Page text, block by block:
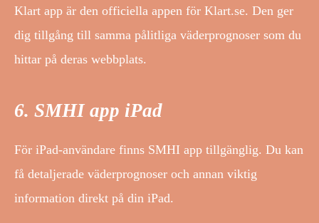
Klart app är den officiella appen för Klart.se. Den ger
dig tillgång till samma pålitliga väderprognoser som du
hittar på deras webbplats.
6. SMHI app iPad
För iPad-användare finns SMHI app tillgänglig. Du kan
få detaljerade väderprognoser och annan viktig
information direkt på din iPad.